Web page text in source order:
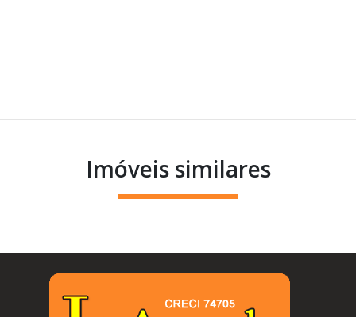
Imóveis similares